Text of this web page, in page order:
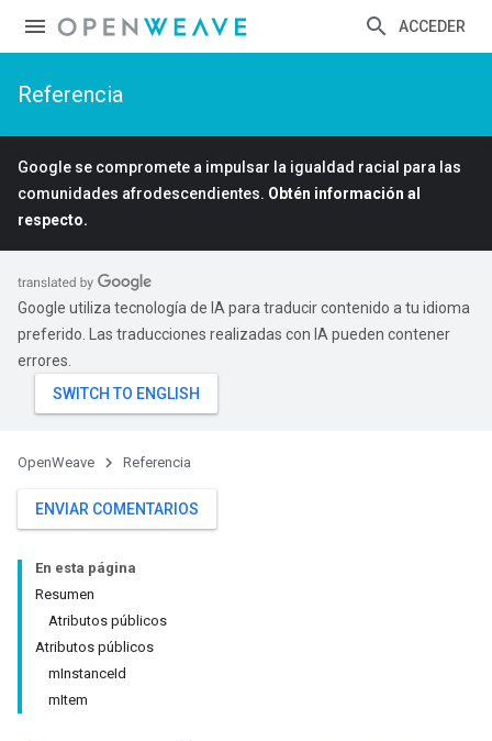
ACCEDER
Referencia
Google se compromete a impulsar la igualdad racial para las
comunidades afrodescendientes. Obtén información al
respecto.
Google utiliza tecnología de IA para traducir contenido a tu idioma
preferido. Las traducciones realizadas con IA pueden contener
errores.
OpenWeave Referencia
ENVIAR COMENTARIOS
En esta página
Resumen
Atributos públicos
Atributos públicos
mInstanceId
mItem